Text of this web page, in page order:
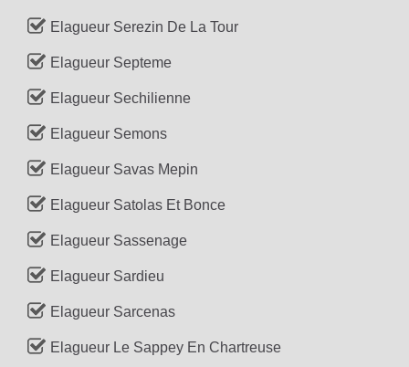
Elagueur Serezin De La Tour
Elagueur Septeme
Elagueur Sechilienne
Elagueur Semons
Elagueur Savas Mepin
Elagueur Satolas Et Bonce
Elagueur Sassenage
Elagueur Sardieu
Elagueur Sarcenas
Elagueur Le Sappey En Chartreuse